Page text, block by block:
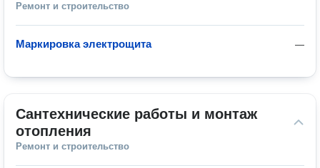
Ремонт и строительство
—
Маркировка электрощита
Сантехнические работы и монтаж
отопления
Ремонт и строительство